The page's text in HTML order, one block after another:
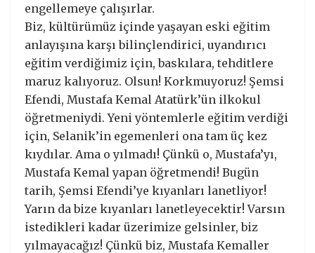
engellemeye çalışırlar.
Biz, kültürümüz içinde yaşayan eski eğitim
anlayışına karşı bilinçlendirici, uyandırıcı
eğitim verdiğimiz için, baskılara, tehditlere
maruz kalıyoruz. Olsun! Korkmuyoruz! Şemsi
Efendi, Mustafa Kemal Atatürk’ün ilkokul
öğretmeniydi. Yeni yöntemlerle eğitim verdiği
için, Selanik’in egemenleri ona tam üç kez
kıydılar. Ama o yılmadı! Çünkü o, Mustafa’yı,
Mustafa Kemal yapan öğretmendi! Bugün
tarih, Şemsi Efendi’ye kıyanları lanetliyor!
Yarın da bize kıyanları lanetleyecektir! Varsın
istedikleri kadar üzerimize gelsinler, biz
yılmayacağız! Çünkü biz, Mustafa Kemaller